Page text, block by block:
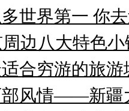
世界第一 你
边八大特色
合穷游的旅
部风情——新疆